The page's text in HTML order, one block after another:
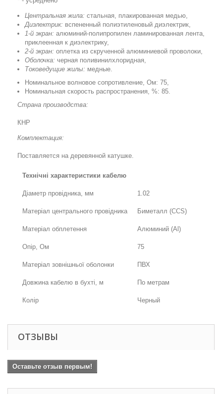
Центральная жила: стальная, плакированная медью,
Диэлектрик: вспененный полиэтиленовый диэлектрик,
1-й экран: алюминий-полипропилен ламинированная лента,
приклеенная к диэлектрику,
2-й экран: оплетка из скрученной алюминиевой проволоки,
Оболочка: черная поливинилхлоридная,
Токоведущие жилы: медные.
Номинальное волновое сопротивление, Ом: 75,
Номинальная скорость распространения, %: 85.
Страна производства:
КНР
Комплектация:
Поставляется на деревянной катушке.
Технічні характеристики кабелю
Діаметр провідника, мм 1.02
Матеріал центрального провідника Биметалл (CCS)
Матеріал обплетення Алюминий (Al)
Опір, Ом 75
Матеріал зовнішньої оболонки ПВХ
Довжина кабелю в бухті, м По метрам
Колір Черный
ОТЗЫВЫ
Оставьте отзыв первым!